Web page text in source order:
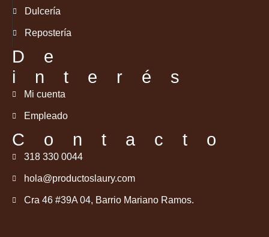
Dulcería
Repostería
De
interés
Mi cuenta
Empleado
Contacto
318 330 0044
hola@productoslaury.com
Cra 46 #39A 04, Barrio Mariano Ramos.